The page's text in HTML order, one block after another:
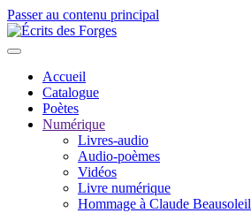
Passer au contenu principal
Accueil
Catalogue
Poètes
Numérique
Livres-audio
Audio-poèmes
Vidéos
Livre numérique
Hommage à Claude Beausoleil